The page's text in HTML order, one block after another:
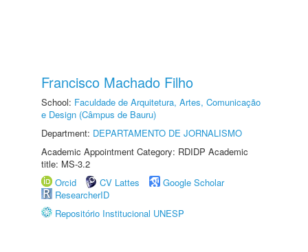
Francisco Machado Filho
School: Faculdade de Arquitetura, Artes, Comunicação
e Design (Câmpus de Bauru)
Department: DEPARTAMENTO DE JORNALISMO
Academic Appointment Category: RDIDP Academic
title: MS-3.2
Orcid
CV Lattes
Google Scholar
ResearcherID
Repositório Institucional UNESP